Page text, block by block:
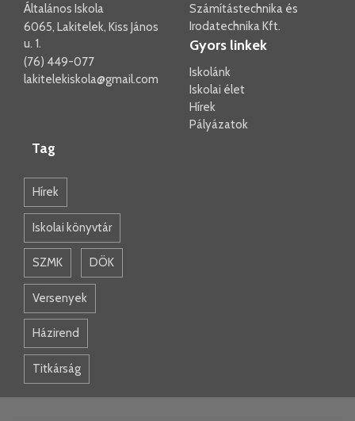
Általános Iskola
6065, Lakitelek, Kiss János
u. 1.
(76) 449-077
lakitelekiskola@gmail.com
Számítástechnika és
Irodatechnika Kft.
Gyors linkek
Iskolánk
Iskolai élet
Hírek
Pályázatok
Tag
Hírek
Iskolai könyvtár
SZMK DÖK
Versenyek
Házirend
Titkárság